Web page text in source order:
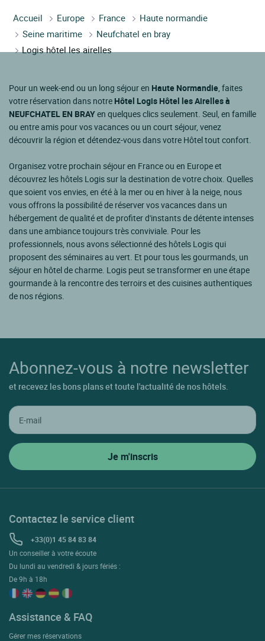
Accueil Europe France
Haute normandie
Seine maritime
Neufchatel en bray
Logis hôtel les airelles
Pour un week-end ou un long séjour en Haute Normandie, faites
votre réservation dans notre Hôtel Logis Hôtel les Airelles à
NEUFCHATEL EN BRAYen quelques clics seulement. Seul, en famille
ou entre amis pour vos vacances ou un court séjour, venez
découvrir la région et détendez-vous dans votre Hôtel tout confort.
Organisez votre prochain séjour en France ou en Europe et
découvrez les hôtels Logis sur la destination de votre choix. Quelles
que soient vos envies, en été à la mer ou en hiver à la neige, nous
vous offrons la possibilité de réserver vos vacances dans un
hébergement de qualité et de profiter d'instants de détente intenses
dans une ambiance toujours très conviviale. Pour les
professionnels, nous avons sélectionné des hôtels Logis qui
proposent des séminaires au vert. Et pour tous les gourmands, un
séjour en hôtel de charme. Logis peut se transformer en une étape
gourmande à la rencontre des terroirs et des cuisines authentiques
de nos régions.
Abonnez-vous à notre newsletter
et recevez les bons plans et toute l'actualité de nos hôtels.
Contactez le service client
+33(0)1 45 84 83 84
Un conseiller à votre écoute
Du lundi au vendredi & jours fériés :
De 9h à 18h
Assistance & FAQ
Gérer mes réservations